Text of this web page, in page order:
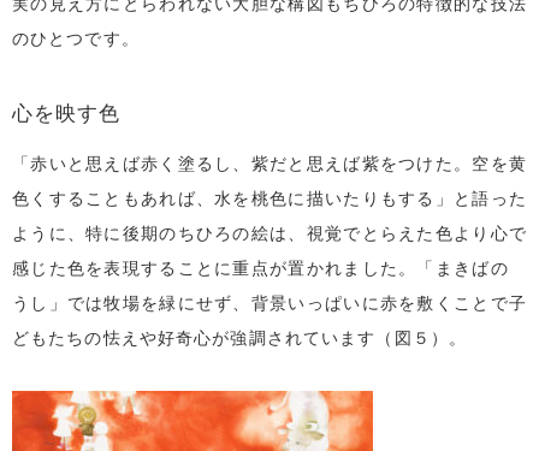
のひとつです。
心を映す色
「赤いと思えば赤く塗るし、紫だと思えば紫をつけた。空を黄
色くすることもあれば、水を桃色に描いたりもする」と語った
ように、特に後期のちひろの絵は、視覚でとらえた色より心で
感じた色を表現することに重点が置かれました。「まきばの
うし」では牧場を緑にせず、背景いっぱいに赤を敷くことで子
どもたちの怯えや好奇心が強調されています（図５）。